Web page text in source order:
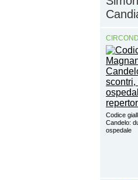
Codice
Candelo:
ospedale